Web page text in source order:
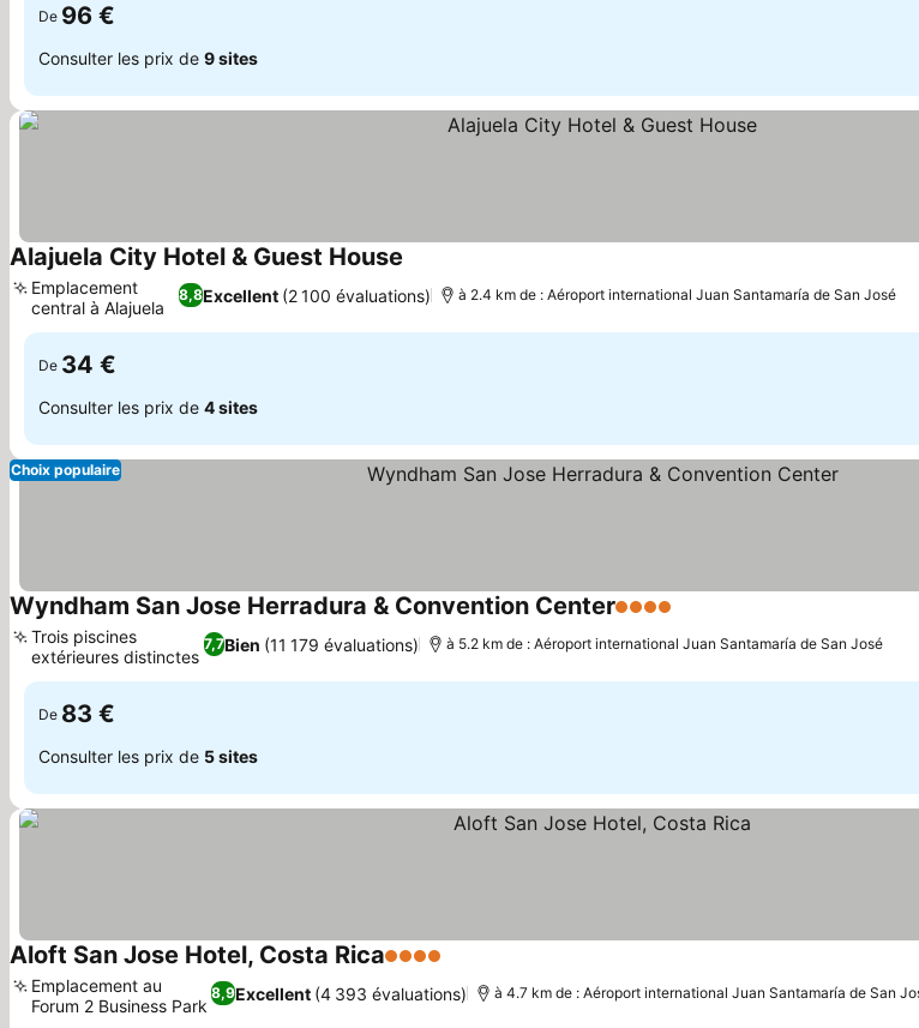
De 96 €
Consulter les prix de 9 sites
Alajuela City Hotel & Guest House
8,8Excellent (2 100 évaluations)
Emplacement
central à Alajuela
à 2.4 km de : Aéroport international Juan Santamaría de San José
De 34 €
Consulter les prix de 4 sites
Choix populaire
Wyndham San Jose Herradura & Convention Center4 Étoiles
7,7Bien (11 179 évaluations)
Trois piscines
extérieures distinctes
à 5.2 km de : Aéroport international Juan Santamaría de San José
De 83 €
Consulter les prix de 5 sites
Aloft San Jose Hotel, Costa Rica4 Étoiles
8,9Excellent (4 393 évaluations)
Emplacement au
Forum 2 Business Park
à 4.7 km de : Aéroport international Juan Santamaría de San